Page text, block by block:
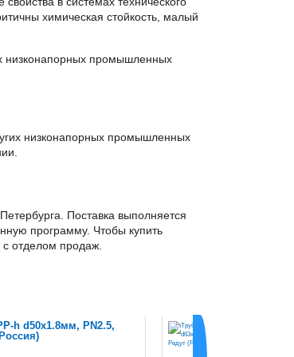
химическая стойкость, малый
низконапорных промышленных
низконапорных промышленных
Поставка выполняется
программу. Чтобы купить
с отделом продаж.
h d50x1.8мм, PN2.5,